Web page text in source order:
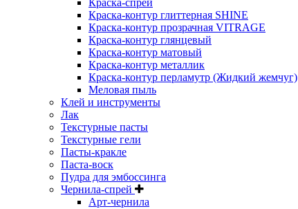
Краска-спрей
Краска-контур глиттерная SHINE
Краска-контур прозрачная VITRAGE
Краска-контур глянцевый
Краска-контур матовый
Краска-контур металлик
Краска-контур перламутр (Жидкий жемчуг)
Меловая пыль
Клей и инструменты
Лак
Текстурные пасты
Текстурные гели
Пасты-кракле
Паста-воск
Пудра для эмбоссинга
Чернила-спрей
Арт-чернила